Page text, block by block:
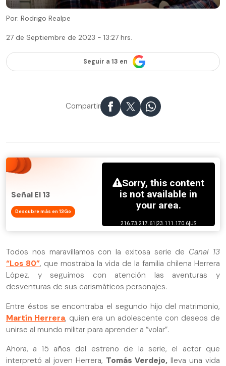
Por: Rodrigo Realpe
27 de Septiembre de 2023 - 13:27 hrs.
Seguir a 13 en
Compartir
Señal El 13
Descubre más en 13Go
Todos nos maravillamos con la exitosa serie de Canal 13
“Los 80”, que mostraba la vida de la familia chilena Herrera
López, y seguimos con atención las aventuras y
desventuras de sus carismáticos personajes.
Entre éstos se encontraba el segundo hijo del matrimonio,
Martín Herrera, quien era un adolescente con deseos de
unirse al mundo militar para aprender a “volar”.
Ahora, a 15 años del estreno de la serie, el actor que
interpretó al joven Herrera, Tomás Verdejo, lleva una vida